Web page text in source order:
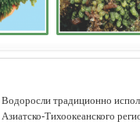
Водоросли традиционно
Азиатско-Тихоокеанского